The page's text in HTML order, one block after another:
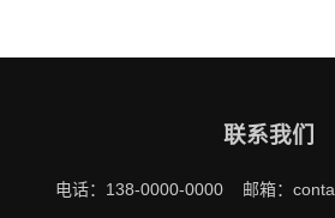
联系我们
电话：138-0000-0000 邮箱：